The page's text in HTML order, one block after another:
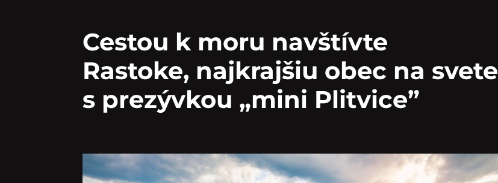
Cestou k moru navštívte
Rastoke, najkrajšiu obec na svete
s prezývkou „mini Plitvice”